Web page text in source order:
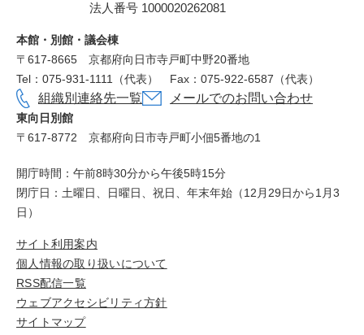
所
法人番号 1000020262081
本館・別館・議会棟
〒617‐8665
京都府向日市寺戸町中野20番地
Tel：075-931-1111（代表）
Fax：075-922-6587（代表）
東向日別館
〒617-8772
京都府向日市寺戸町小佃5番地の1
組織別連絡先一覧 メールでのお問い合わせ
開庁時間：午前8時30分から午後5時15分
閉庁日：土曜日、日曜日、祝日、年末年始（12月29日から1月3
日）
サイト利用案内
個人情報の取り扱いについて
RSS配信一覧
ウェブアクセシビリティ方針
サイトマップ